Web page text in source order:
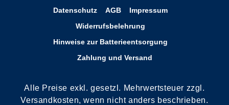
Datenschutz AGB
Impressum
Widerrufsbelehrung
Hinweise zur Batterieentsorgung
Zahlung und Versand
Alle Preise exkl. gesetzl. Mehrwertsteuer zzgl.
Versandkosten, wenn nicht anders beschrieben.